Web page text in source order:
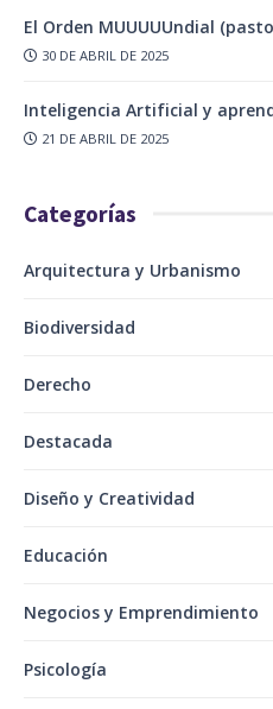
El Orden MUUUUUndial
30 DE ABRIL DE 2025
Inteligencia Artificial y
21 DE ABRIL DE 2025
Categorías
Arquitectura y Urbanismo
Biodiversidad
Derecho
Destacada
Diseño y Creatividad
Educación
Negocios y Emprendimiento
Psicología